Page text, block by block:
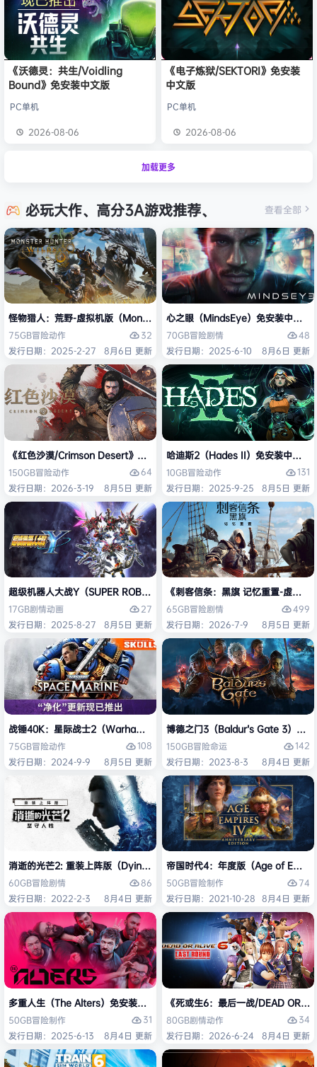
《沃德灵：共生/Voidling
Bound》免安装中文版
PC单机
2026-08-06
《电子炼狱/SEKTORI》免安装
中文版
PC单机
2026-08-06
加载更多
必玩大作、高分3A游戏推荐、 查看全部
怪物猎人：荒野-虚拟机版（Monster Hunter Wilds HYPERVISOR）免安
75GB冒险动作
32
发行日期：2025-2-27
8月6日 更新
心之眼（MindsEye）免安装中文版
70GB冒险剧情
48
发行日期：2025-6-10
8月6日 更新
《红色沙漠/Crimson Desert》免安装中文版
150GB冒险动作
64
发行日期：2026-3-19
8月5日 更新
哈迪斯2（Hades II）免安装中文版
10GB冒险动作
131
发行日期：2025-9-25
8月5日 更新
超级机器人大战Y（SUPER ROBOT WARS Y）免安装中文版
17GB剧情动画
27
发行日期：2025-8-27
8月5日 更新
《刺客信条：黑旗 记忆重置-虚拟
65GB冒险剧情
499
发行日期：2026-7-9
8月5日 更新
战锤40K：星际战士2（Warhammer 40,000: Space Marine 2）免安装
75GB冒险动作
108
发行日期：2024-9-9
8月5日 更新
博德之门3（Baldur’s Gate 3）免安
150GB冒险命运
142
发行日期：2023-8-3
8月4日 更新
消逝的光芒2: 重装上阵版（Dying Light 2 Stay Human: Reloaded
60GB冒险剧情
86
发行日期：2022-2-3
8月4日 更新
帝国时代4：年度版（Age of
50GB冒险制作
74
发行日期：2021-10-28 8月4日 更新
多重人生（The Alters）免安装中文版
50GB冒险制作
31
发行日期：2025-6-13
8月4日 更新
《死或生6：最后一战/DEAD OR
80GB剧情动作
34
发行日期：2026-6-24
8月4日 更新